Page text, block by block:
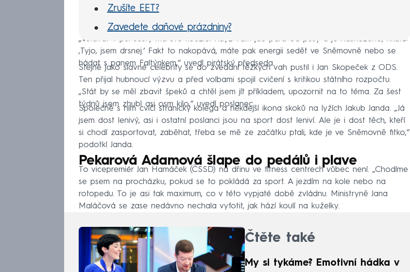
Zrušíte EET?
Zavedete daňové prázdniny?
Známky, nebo slovní hodnocení?
Zavedete nové daně?
Jak na důchodovou reformu?
Programy stručně
Program ANO
Program Spolu
Program PirSTAN
Program KSČM
Program Přísahy
„Vstávat v půl šestý má své kouzlo. Když vám jde pára od pusy a je nasněženo, říkáte:
‚Tyjo, jsem drsnej.‘ Fakt to nakopává, máte pak energii sedět ve Sněmovně nebo se
hádat s panem Faltýnkem,“ uvedl pirátský předseda.
Stejně jako slavné celebrity se do zvedání těžkých vah pustil i Jan Skopeček z ODS.
Ten přijal hubnoucí výzvu a před volbami spojil cvičení s kritikou státního rozpočtu.
„Stát by se měl zbavit špeků a chtěl jsem jít příkladem, upozornit na to téma. Za šest
týdnů jsem zhubl asi osm kilo,“ uvedl poslanec.
Společně s ním cvičí stranický kolega a někdejší ikona skoků na lyžích Jakub Janda. „Já
jsem dost lenivý, asi i ostatní poslanci jsou na sport dost leniví. Ale je i dost těch, kteří
si chodí zasportovat, zaběhat, třeba se mě ze začátku ptali, kde je ve Sněmovně fitko,“
podotkl Janda.
Pekarová Adamová šlape do pedálů i plave
To vicepremiér Jan Hamáček (ČSSD) na dřinu ve fitness centrech vůbec není. „Chodíme
se psem na procházku, pokud se to pokládá za sport. A jezdím na kole nebo na
rotopedu. To je asi tak maximum, co v této vypjaté době zvládnu. Ministryně Jana
Maláčová se zase nedávno nechala vyfotit, jak hází koulí na kuželky.
Čtěte také
My si tykáme? Emotivní hádka v